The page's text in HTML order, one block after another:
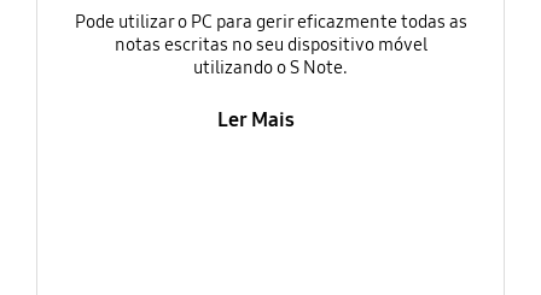
Pode utilizar o PC para gerir eficazmente todas as
notas escritas no seu dispositivo móvel
utilizando o S Note.
Ler Mais